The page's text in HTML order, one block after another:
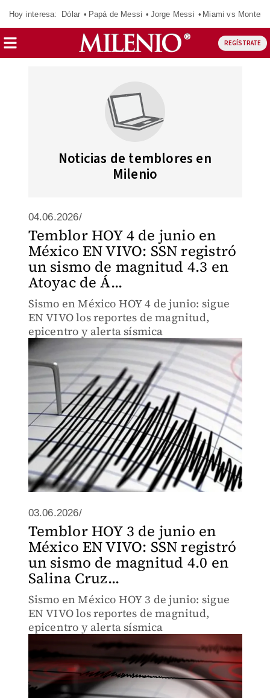
Hoy interesa: Dólar Papá de Messi Jorge Messi Miami vs
REGÍSTRATE
Noticias de temblores en
Milenio
04.06.2026/
Temblor HOY 4 de junio en
México EN VIVO: SSN registró
un sismo de magnitud 4.3 en
Atoyac de Á...
Sismo en México HOY 4 de junio: sigue
EN VIVO los reportes de magnitud,
epicentro y alerta sísmica
03.06.2026/
Temblor HOY 3 de junio en
México EN VIVO: SSN registró
un sismo de magnitud 4.0 en
Salina Cruz...
Sismo en México HOY 3 de junio: sigue
EN VIVO los reportes de magnitud,
epicentro y alerta sísmica